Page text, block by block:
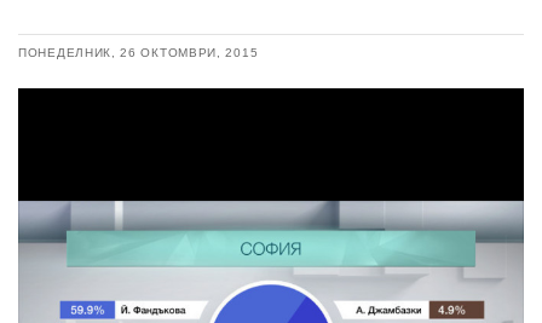
ПОНЕДЕЛНИК, 26 ОКТОМВРИ, 2015